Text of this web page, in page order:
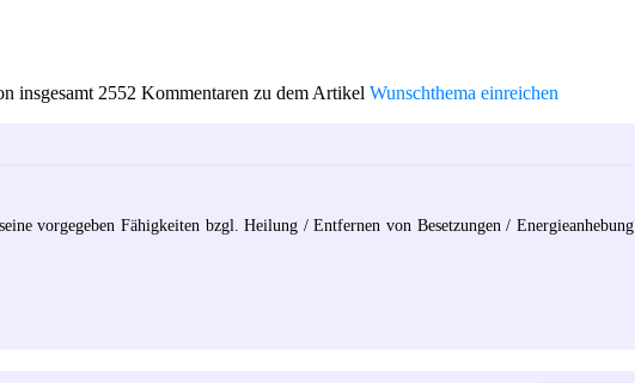
insgesamt 2552 Kommentaren zu dem Artikel Wunschthema einreichen
vorgegeben Fähigkeiten bzgl. Heilung / Entfernen von Besetzungen / Energieanhebung